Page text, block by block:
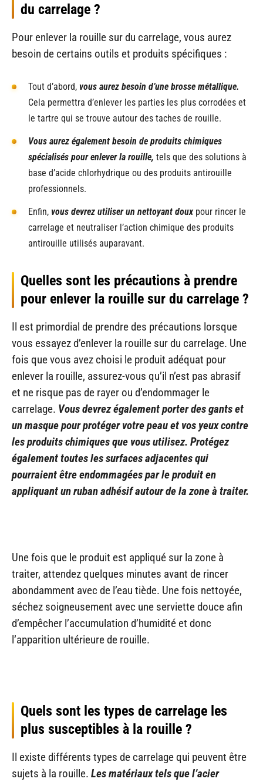
du carrelage ?
Pour enlever la rouille sur du carrelage, vous aurez
besoin de certains outils et produits spécifiques :
Tout d’abord, vous aurez besoin d’une brosse métallique.
Cela permettra d’enlever les parties les plus corrodées et
le tartre qui se trouve autour des taches de rouille.
Vous aurez également besoin de produits chimiques
spécialisés pour enlever la rouille, tels que des solutions à
base d’acide chlorhydrique ou des produits antirouille
professionnels.
Enfin, vous devrez utiliser un nettoyant doux pour rincer le
carrelage et neutraliser l’action chimique des produits
antirouille utilisés auparavant.
Quelles sont les précautions à prendre
pour enlever la rouille sur du carrelage ?
Il est primordial de prendre des précautions lorsque
vous essayez d’enlever la rouille sur du carrelage. Une
fois que vous avez choisi le produit adéquat pour
enlever la rouille, assurez-vous qu’il n’est pas abrasif
et ne risque pas de rayer ou d’endommager le
carrelage. Vous devrez également porter des gants et
un masque pour protéger votre peau et vos yeux contre
les produits chimiques que vous utilisez. Protégez
également toutes les surfaces adjacentes qui
pourraient être endommagées par le produit en
appliquant un ruban adhésif autour de la zone à traiter.
Une fois que le produit est appliqué sur la zone à
traiter, attendez quelques minutes avant de rincer
abondamment avec de l’eau tiède. Une fois nettoyée,
séchez soigneusement avec une serviette douce afin
d’empêcher l’accumulation d’humidité et donc
l’apparition ultérieure de rouille.
Quels sont les types de carrelage les
plus susceptibles à la rouille ?
Il existe différents types de carrelage qui peuvent être
sujets à la rouille. Les matériaux tels que l’acier